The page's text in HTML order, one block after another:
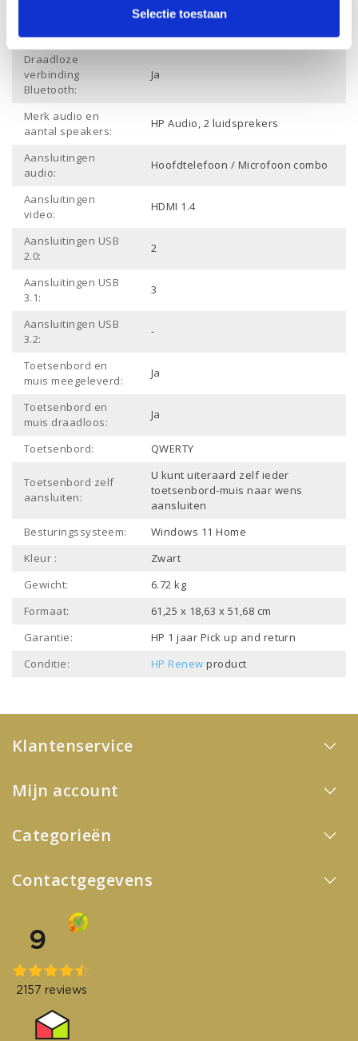
Selectie toestaan
Draadloze
verbinding
Bluetooth:
Ja
Merk audio en
aantal speakers:
HP Audio, 2 luidsprekers
Aansluitingen
audio:
Hoofdtelefoon / Microfoon combo
Aansluitingen
video:
HDMI 1.4
Aansluitingen USB
2.0:
2
Aansluitingen USB
3.1:
3
Aansluitingen USB
3.2:
-
Toetsenbord en
muis meegeleverd:
Ja
Toetsenbord en
muis draadloos:
Ja
Toetsenbord: QWERTY
Toetsenbord zelf
aansluiten:
U kunt uiteraard zelf ieder
toetsenbord-muis naar wens
aansluiten
Besturingssysteem:
Windows 11 Home
Kleur :
Zwart
Gewicht:
6.72 kg
Formaat:
61,25 x 18,63 x 51,68 cm
Garantie:
HP 1 jaar Pick up and return
Conditie:
HP Renew product
Klantenservice
Mijn account
Categorieën
Contactgegevens